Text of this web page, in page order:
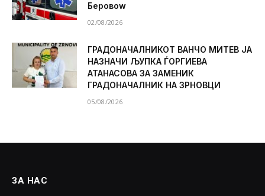
Беровоw
02/08/2026
ГРАДОНАЧАЛНИКОТ ВАНЧО МИТЕВ ЈА
НАЗНАЧИ ЉУПКА ЃОРГИЕВА
АТАНАСОВА ЗА ЗАМЕНИК
ГРАДОНАЧАЛНИК НА ЗРНОВЦИ
05/08/2026
ЗА НАС